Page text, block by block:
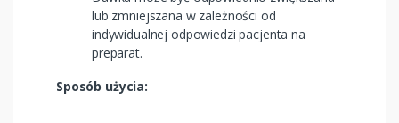
lub zmniejszana w zależności od
indywidualnej odpowiedzi pacjenta na
preparat.
Sposób użycia: